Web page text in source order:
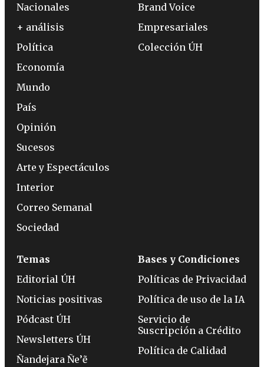
Nacionales
+ análisis
Política
Economía
Mundo
País
Opinión
Sucesos
Arte y Espectáculos
Interior
Correo Semanal
Sociedad
Brand Voice
Empresariales
Colección ÚH
Temas
Editorial ÚH
Noticias positivas
Pódcast ÚH
Newsletters ÚH
Ñandejara Ñe’ẽ
Bases y Condiciones
Políticas de Privacidad
Política de uso de la IA
Servicio de
Suscripción a Crédito
Política de Calidad